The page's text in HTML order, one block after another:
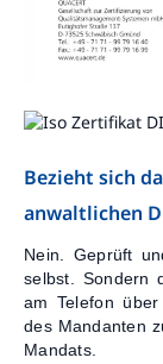
Bezieht sich
anwaltlichen
Nein. Geprüft
selbst. Sondern
am Telefon
des Mandanten
Mandats.